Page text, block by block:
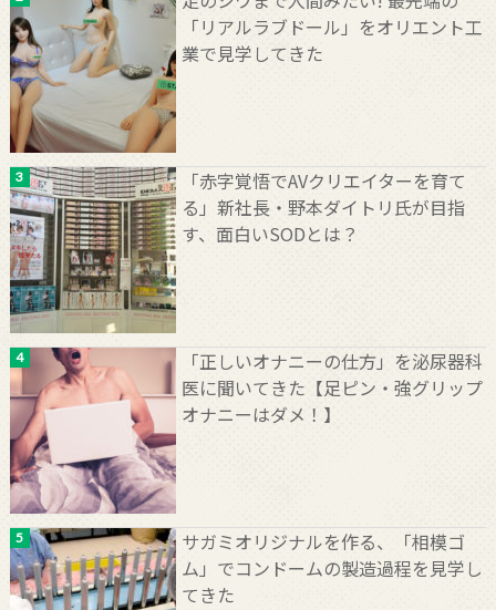
「リアルラブドール」をオリエント工
業で見学してきた
「赤字覚悟でAVクリエイターを育て
る」新社長・野本ダイトリ氏が目指
す、面白いSODとは？
「正しいオナニーの仕方」を泌尿器科
医に聞いてきた【足ピン・強グリップ
オナニーはダメ！】
サガミオリジナルを作る、「相模ゴ
ム」でコンドームの製造過程を見学し
てきた